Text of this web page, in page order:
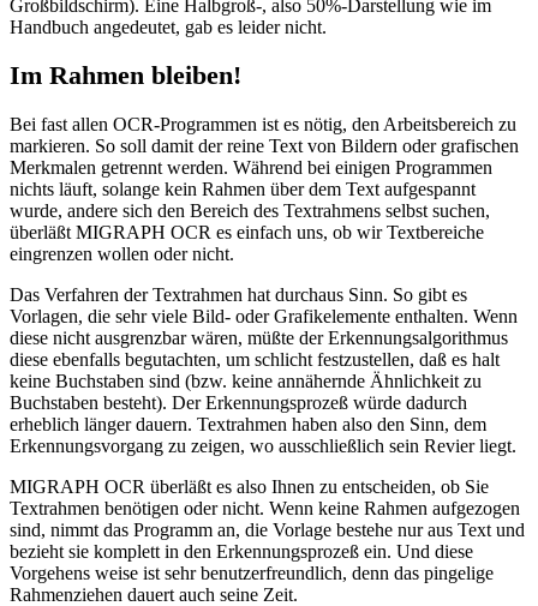
Großbildschirm). Eine Halbgroß-, also 50%-Darstellung wie im
Handbuch angedeutet, gab es leider nicht.
Im Rahmen bleiben!
Bei fast allen OCR-Programmen ist es nötig, den Arbeitsbereich zu
markieren. So soll damit der reine Text von Bildern oder grafischen
Merkmalen getrennt werden. Während bei einigen Programmen
nichts läuft, solange kein Rahmen über dem Text aufgespannt
wurde, andere sich den Bereich des Textrahmens selbst suchen,
überläßt MIGRAPH OCR es einfach uns, ob wir Textbereiche
eingrenzen wollen oder nicht.
Das Verfahren der Textrahmen hat durchaus Sinn. So gibt es
Vorlagen, die sehr viele Bild- oder Grafikelemente enthalten. Wenn
diese nicht ausgrenzbar wären, müßte der Erkennungsalgorithmus
diese ebenfalls begutachten, um schlicht festzustellen, daß es halt
keine Buchstaben sind (bzw. keine annähernde Ähnlichkeit zu
Buchstaben besteht). Der Erkennungsprozeß würde dadurch
erheblich länger dauern. Textrahmen haben also den Sinn, dem
Erkennungsvorgang zu zeigen, wo ausschließlich sein Revier liegt.
MIGRAPH OCR überläßt es also Ihnen zu entscheiden, ob Sie
Textrahmen benötigen oder nicht. Wenn keine Rahmen aufgezogen
sind, nimmt das Programm an, die Vorlage bestehe nur aus Text und
bezieht sie komplett in den Erkennungsprozeß ein. Und diese
Vorgehens weise ist sehr benutzerfreundlich, denn das pingelige
Rahmenziehen dauert auch seine Zeit.